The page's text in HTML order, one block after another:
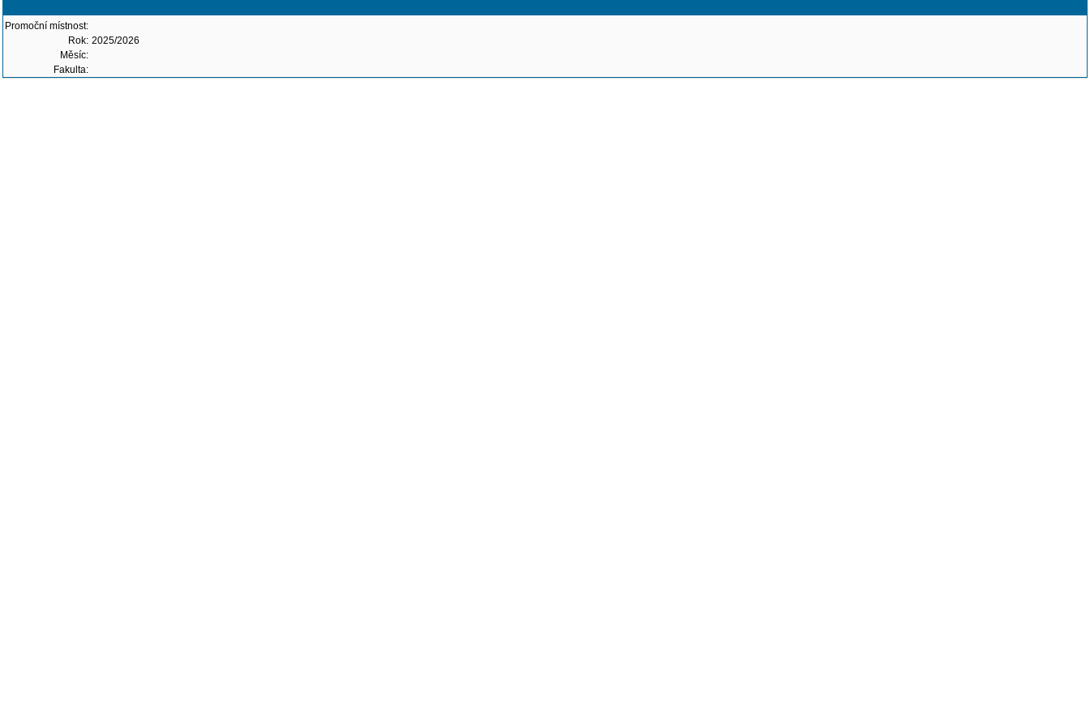
Promoční místnost:
Rok: 2025/2026
Měsíc:
Fakulta: